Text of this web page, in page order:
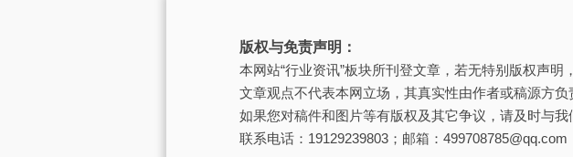
版权与免责声明：
本网站“行业资讯”板块所刊登文章，若无特别版权声明
文章观点不代表本网立场，其真实性由作者或稿源方负
如果您对稿件和图片等有版权及其它争议，请及时与我
联系电话：19129239803；邮箱：499708785@qq.com